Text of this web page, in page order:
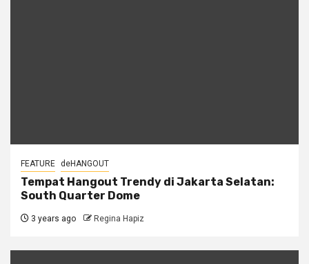
FEATURE deHANGOUT
Tempat Hangout Trendy di Jakarta Selatan:
South Quarter Dome
3 years ago Regina Hapiz